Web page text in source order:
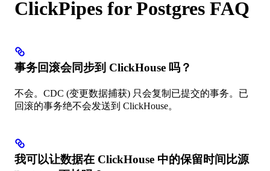
ClickPipes for Postgres FAQ
事务回滚会同步到 ClickHouse 吗？
不会。CDC (变更数据捕获) 只会复制已提交的事务。已
回滚的事务绝不会发送到 ClickHouse。
我可以让数据在 ClickHouse 中的保留时间比源